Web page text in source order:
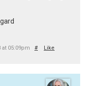
at 05:09pm #
Like